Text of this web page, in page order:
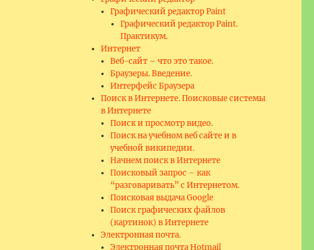
Графический редактор Paint
Графический редактор Paint.
Практикум.
Интернет
Веб-сайт – что это такое.
Браузеры. Введение.
Интерфейс Браузера
Поиск в Интернете. Поисковые системы
в Интернете
Поиск и просмотр видео.
Поиск на учебном веб сайте и в
учебной википедии.
Начнем поиск в Интернете
Поисковый запрос – как
“разговаривать” с Интернетом.
Поисковая выдача Google
Поиск графических файлов
(картинок) в Интернете
Электронная почта.
Электронная почта Hotmail